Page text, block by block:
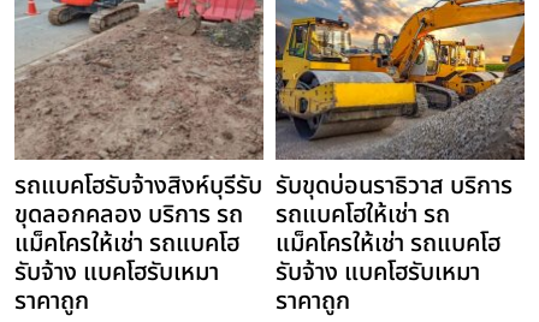
รถแบคโฮรับจ้างสิงห์บุรีรับ
ขุดลอกคลอง บริการ รถ
แม็คโครให้เช่า รถแบคโฮ
รับจ้าง แบคโฮรับเหมา
ราคาถูก
รับขุดบ่อนราธิวาส บริการ
รถแบคโฮให้เช่า รถ
แม็คโครให้เช่า รถแบคโฮ
รับจ้าง แบคโฮรับเหมา
ราคาถูก